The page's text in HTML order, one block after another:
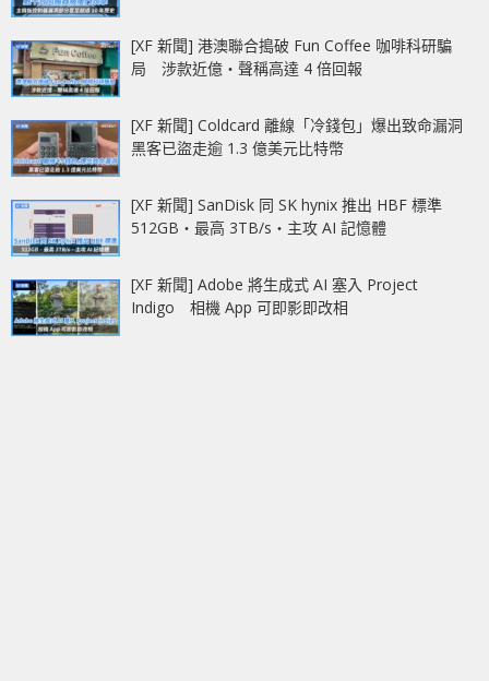
[XF 新聞] 港澳聯合搗破 Fun Coffee 咖啡科研騙
局 涉款近億‧聲稱高達 4 倍回報
[XF 新聞] Coldcard 離線「冷錢包」爆出致命漏洞
黑客已盜走逾 1.3 億美元比特幣
[XF 新聞] SanDisk 同 SK hynix 推出 HBF 標準
512GB‧最高 3TB/s‧主攻 AI 記憶體
[XF 新聞] Adobe 將生成式 AI 塞入 Project
Indigo 相機 App 可即影即改相